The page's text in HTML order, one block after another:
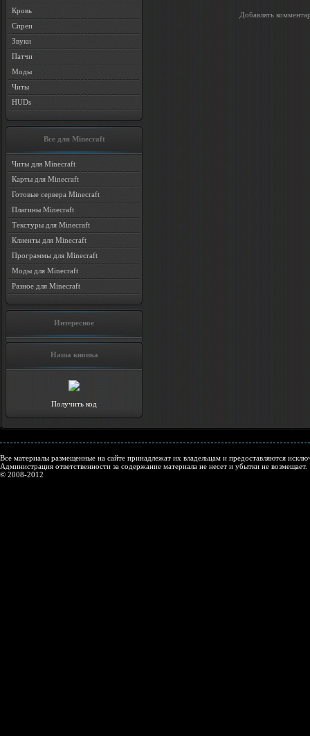
Кровь
Спреи
Звуки
Патчи
Моды
Читы
HUDs
Все для Minecraft
Читы для Minecraft
Карты для Minecraft
Готовые сервера Minecraft
Плагины Minecraft
Текстуры для Minecraft
Клиенты для Minecraft
Программы для Minecraft
Моды для Minecraft
Разное для Minecraft
Интересное
Наша кнопка
Получить код
Добавлять
Все материалы размещенные на сайте принадлежат их владельцам и предоставляются
Администрация ответственности за содержание материала не несет и убытки не возмещает.
© 2008-2012